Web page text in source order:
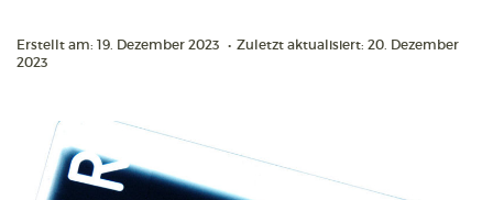
Erstellt am: 19. Dezember 2023 • Zuletzt aktualisiert: 20. Dezember
2023